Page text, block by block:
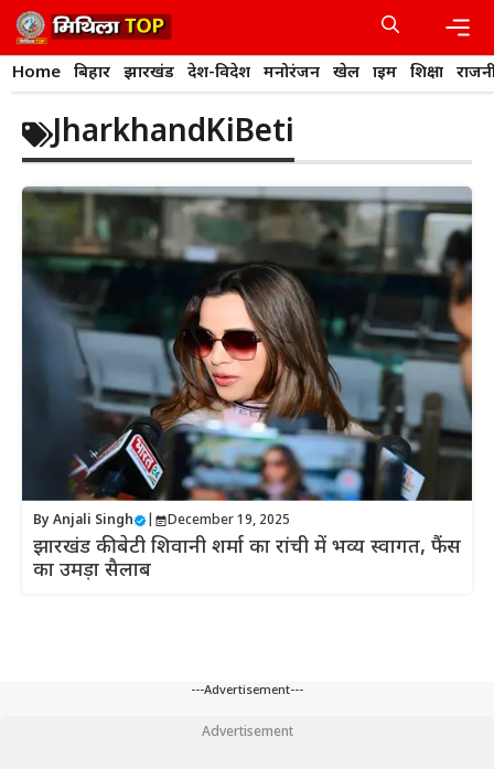
Skip
to
content
Home बिहार झारखंड देश-विदेश मनोरंजन खेल क्राइम शिक्षा
JharkhandKiBeti
By Anjali Singh December 19, 2025
झारखंड की बेटी शिवानी शर्मा का रांची में भव्य स्वागत, फैंस
का उमड़ा सैलाब
---Advertisement---
Advertisement